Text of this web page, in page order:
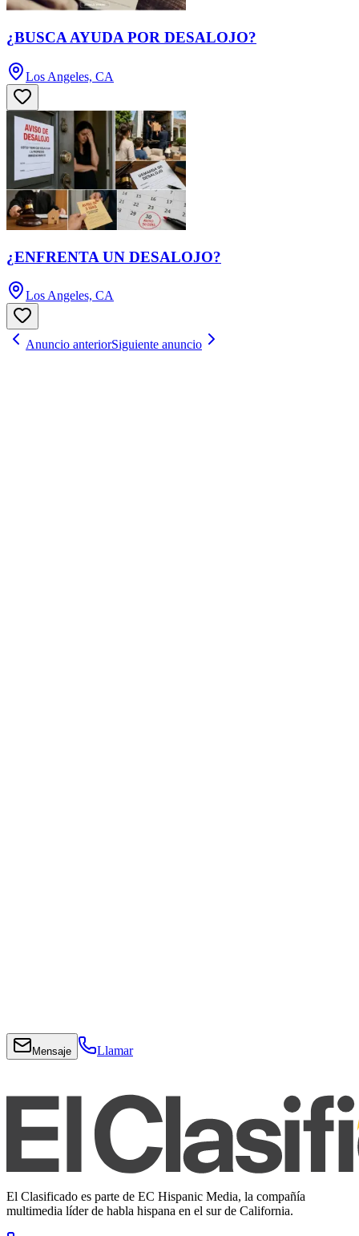
¿BUSCA AYUDA POR DESALOJO?
Los Angeles, CA
¿ENFRENTA UN DESALOJO?
Los Angeles, CA
Anuncio anteriorSiguiente anuncio
Mensaje Llamar
El Clasificado es parte de EC Hispanic Media, la compañía
multimedia líder de habla hispana en el sur de California.